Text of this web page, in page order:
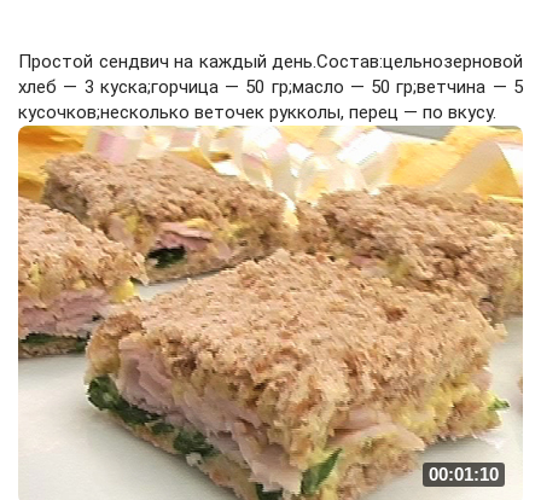
Простой сендвич на каждый день.Состав:цельнозерновой
хлеб — 3 куска;горчица — 50 гр;масло — 50 гр;ветчина — 5
кусочков;несколько веточек рукколы, перец — по вкусу.
00:01:10